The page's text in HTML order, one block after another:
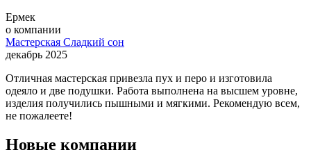
Ермек
о компании
Мастерская Сладкий сон
декабрь 2025
Отличная мастерская привезла пух и перо и изготовила
одеяло и две подушки. Работа выполнена на высшем уровне,
изделия получились пышными и мягкими. Рекомендую всем,
не пожалеете!
Новые компании